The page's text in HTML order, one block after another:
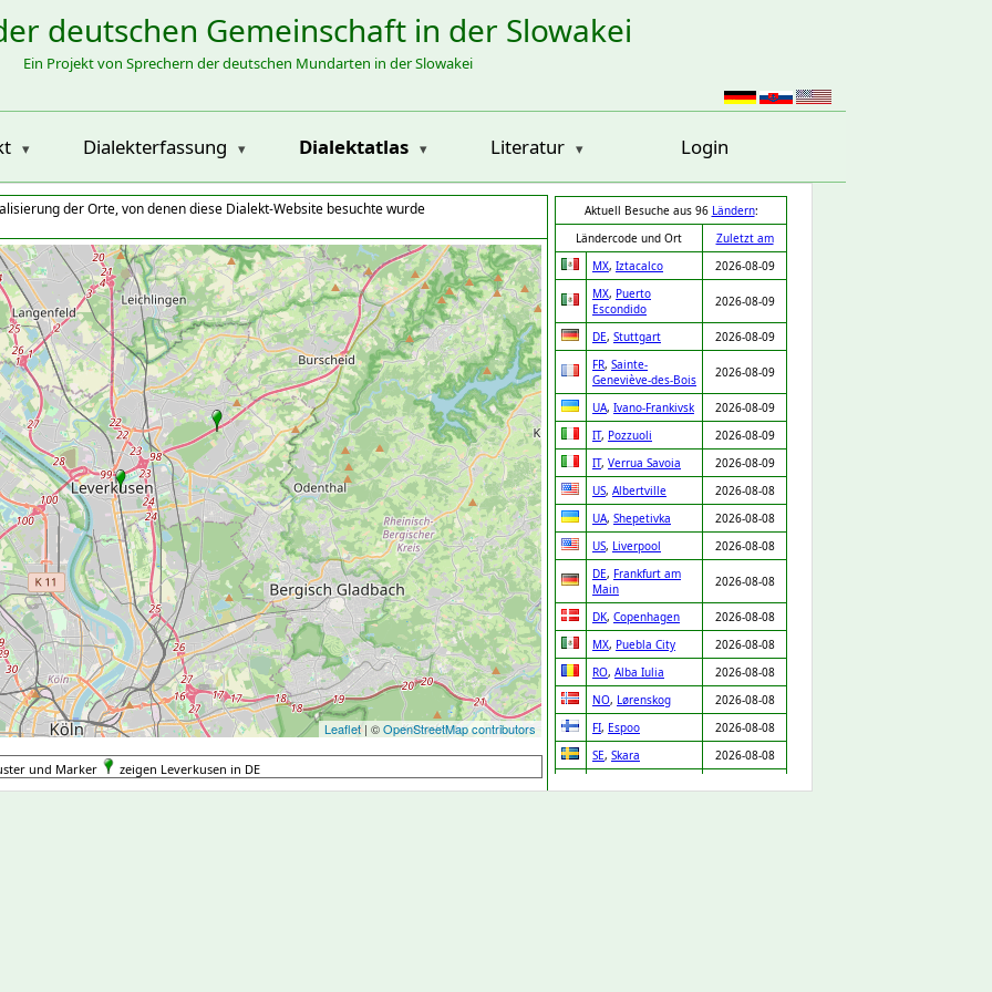
deutschen Gemeinschaft in der Slowakei
Ein Projekt von Sprechern der deutschen Mundarten in der Slowakei
Dialekterfassung Dialektatlas Literatur Login
der Orte, von denen diese Dialekt-Website besuchte wurde
Leaflet| ©OpenStreetMap contributors
Aktuell Besuche aus 96 Ländern:
Ländercode und Ort
Zuletzt am
MX, Iztacalco
2026-08-09
MX, Puerto
Escondido
2026-08-09
DE, Stuttgart
2026-08-09
FR, Sainte-
Geneviève-des-Bois
2026-08-09
UA, Ivano-Frankivsk
2026-08-09
IT, Pozzuoli
2026-08-09
IT, Verrua Savoia
2026-08-09
US, Albertville
2026-08-08
UA, Shepetivka
2026-08-08
US, Liverpool
2026-08-08
DE, Frankfurt am
Main
2026-08-08
DK, Copenhagen
2026-08-08
MX, Puebla City
2026-08-08
RO, Alba Iulia
2026-08-08
NO, Lørenskog
2026-08-08
FI, Espoo
2026-08-08
SE, Skara
2026-08-08
und Marker zeigen Leverkusen in DE